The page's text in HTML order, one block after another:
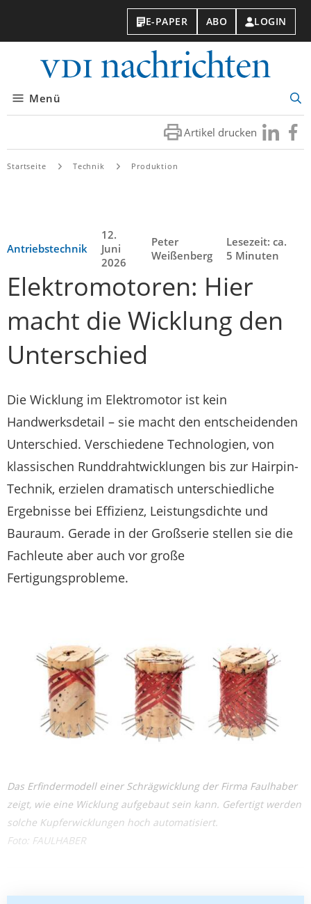
E-PAPER ABO LOGIN
Menü
Artikel drucken Besuchen
Sie
Sie
Startseite Technik Produktion
Antriebstechnik
12.
Juni
2026
Peter
Weißenberg
Lesezeit: ca.
5 Minuten
Elektromotoren: Hier
macht die Wicklung den
Unterschied
Die Wicklung im Elektromotor ist kein
Handwerksdetail – sie macht den entscheidenden
Unterschied. Verschiedene Technologien, von
klassischen Runddrahtwicklungen bis zur Hairpin-
Technik, erzielen dramatisch unterschiedliche
Ergebnisse bei Effizienz, Leistungsdichte und
Bauraum. Gerade in der Großserie stellen sie die
Fachleute aber auch vor große
Fertigungsprobleme.
Das Erfindermodell einer Schrägwicklung der Firma Faulhaber
zeigt, wie eine Wicklung aufgebaut sein kann. Gefertigt werden
solche Kupferwicklungen hoch automatisiert.
Foto: FAULHABER